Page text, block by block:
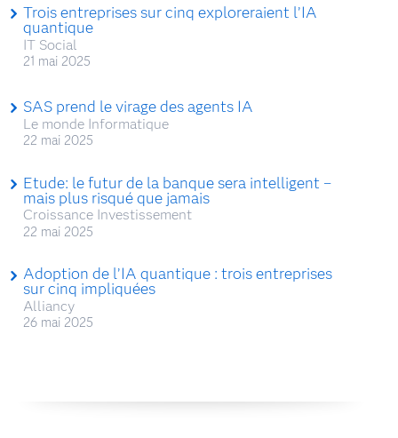
Trois entreprises sur cinq exploreraient l’IA
quantique
IT Social
21 mai 2025
SAS prend le virage des agents IA
Le monde Informatique
22 mai 2025
Etude: le futur de la banque sera intelligent –
mais plus risqué que jamais
Croissance Investissement
22 mai 2025
Adoption de l’IA quantique : trois entreprises
sur cinq impliquées
Alliancy
26 mai 2025